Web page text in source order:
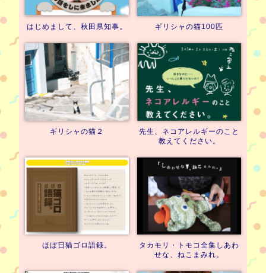
はじめまして、 秋田県知事。 ギリシャの猫100匹
ギリシャの猫２
先生、ネコアレルギーのこと
教えてください。
ほぼ日猫ゴロ語録。 タカモリ・トモコ全集 しあわ
せな、ねこまみれ。